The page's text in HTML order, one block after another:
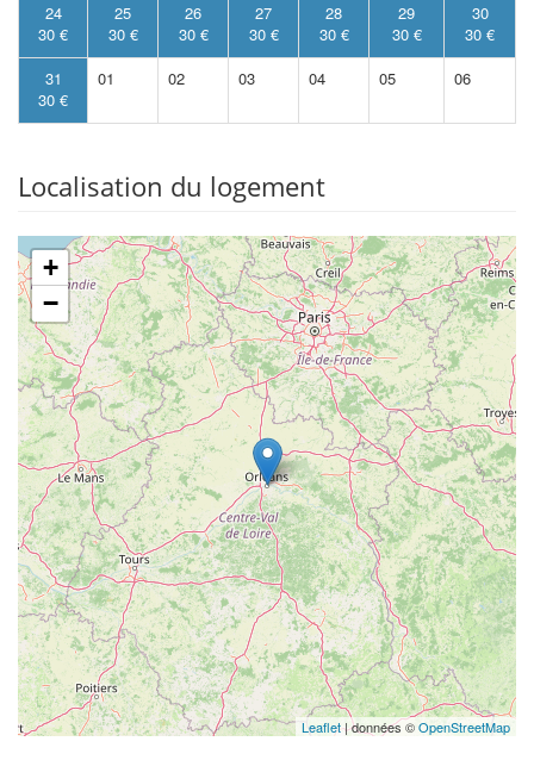
24
30 €
25
30 €
26
30 €
27
30 €
28
30 €
29
30 €
30
30 €
31
30 €
01 02 03 04 05 06
Localisation du logement
+
−
Leaflet| données ©OpenStreetMap